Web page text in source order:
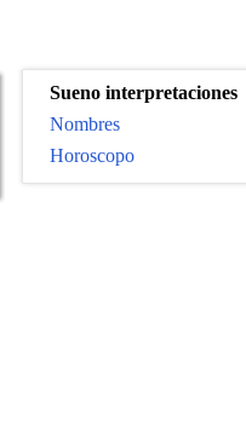
Sueno interpretaciones
Nombres
Horoscopo